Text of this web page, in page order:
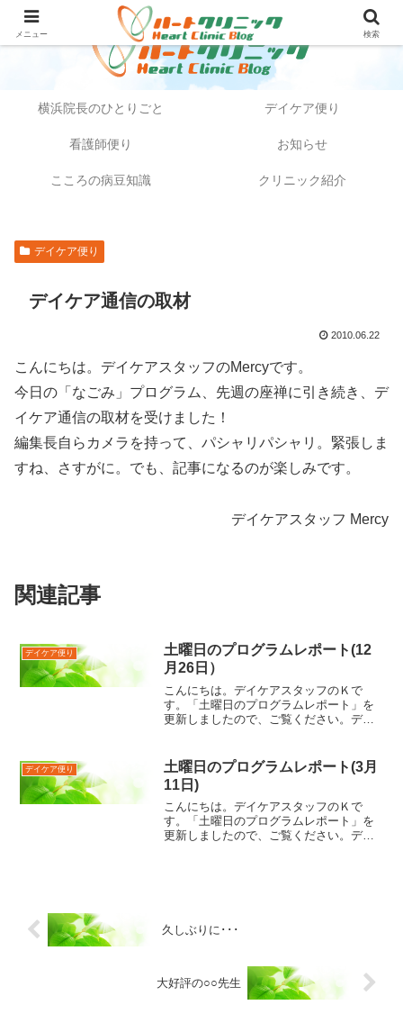
横浜院長のひとりごと デイケア便り
看護師便り お知らせ
こころの病豆知識 クリニック紹介
デイケア便り
デイケア通信の取材
2010.06.22
こんにちは。デイケアスタッフのMercyです。
今日の「なごみ」プログラム、先週の座禅に引き続き、デ
イケア通信の取材を受けました！
編集長自らカメラを持って、パシャリパシャリ。緊張しま
すね、さすがに。でも、記事になるのが楽しみです。
デイケアスタッフ Mercy
関連記事
デイケア便り
土曜日のプログラムレポート(12
月26日）
こんにちは。デイケアスタッフのＫで
す。「土曜日のプログラムレポート」を
更新しましたので、ご覧ください。デイ
デイケア便り
土曜日のプログラムレポート(3月
11日)
こんにちは。デイケアスタッフのＫで
す。「土曜日のプログラムレポート」を
更新しましたので、ご覧ください。デイ
久しぶりに･･･
大好評の○○先生
メニュー 検索